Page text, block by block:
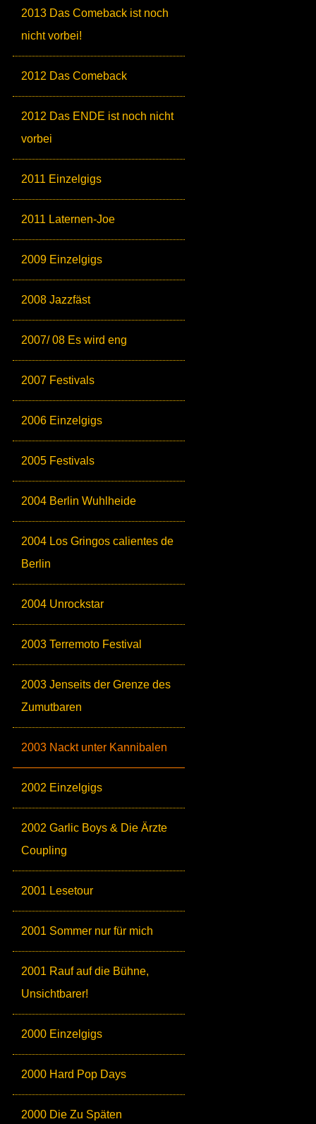
2013 Das Comeback ist noch
nicht vorbei!
2012 Das Comeback
2012 Das ENDE ist noch nicht
vorbei
2011 Einzelgigs
2011 Laternen-Joe
2009 Einzelgigs
2008 Jazzfäst
2007/ 08 Es wird eng
2007 Festivals
2006 Einzelgigs
2005 Festivals
2004 Berlin Wuhlheide
2004 Los Gringos calientes de
Berlin
2004 Unrockstar
2003 Terremoto Festival
2003 Jenseits der Grenze des
Zumutbaren
2003 Nackt unter Kannibalen
2002 Einzelgigs
2002 Garlic Boys & Die Ärzte
Coupling
2001 Lesetour
2001 Sommer nur für mich
2001 Rauf auf die Bühne,
Unsichtbarer!
2000 Einzelgigs
2000 Hard Pop Days
2000 Die Zu Späten